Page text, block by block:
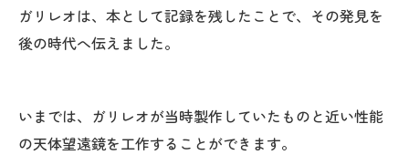
ガリレオは、本として記録を残したことで、その発見を
後の時代へ伝えました。
いまでは、ガリレオが当時製作していたものと近い性能
の天体望遠鏡を工作することができます。